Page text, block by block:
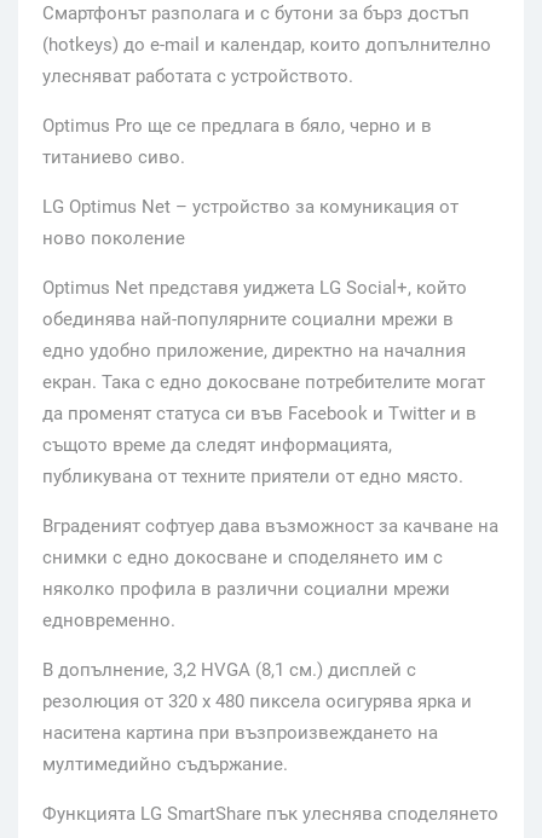
Смартфонът разполага и с бутони за бърз достъп
(hotkeys) до e-mail и календар, които допълнително
улесняват работата с устройството.
Optimus Pro ще се предлага в бяло, черно и в
титаниево сиво.
LG Optimus Net – устройство за комуникация от
ново поколение
Optimus Net представя уиджета LG Social+, който
обединява най-популярните социални мрежи в
едно удобно приложение, директно на началния
екран. Така с едно докосване потребителите могат
да променят статуса си във Facebook и Twitter и в
същото време да следят информацията,
публикувана от техните приятели от едно място.
Вграденият софтуер дава възможност за качване на
снимки с едно докосване и споделянето им с
няколко профила в различни социални мрежи
едновременно.
В допълнение, 3,2 HVGA (8,1 см.) дисплей с
резолюция от 320 x 480 пиксела осигурява ярка и
наситена картина при възпроизвеждането на
мултимедийно съдържание.
Функцията LG SmartShare пък улеснява споделянето